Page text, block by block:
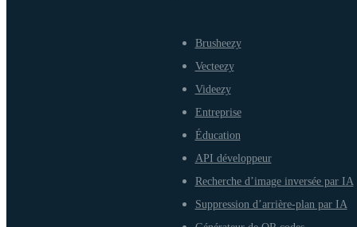
Brusheezy
Vecteezy
Videezy
Entreprise
Éducation
API développeur
Recherche d’image inversée par IA
Suppression d’arrière-plan par IA